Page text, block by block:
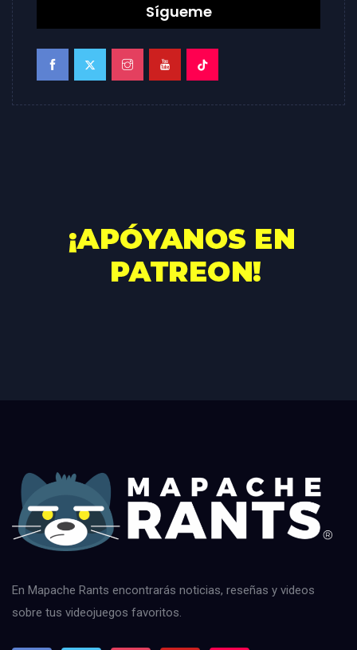
Sígueme
En Mapache Rants encontrarás noticias, reseñas y videos
sobre tus videojuegos favoritos.